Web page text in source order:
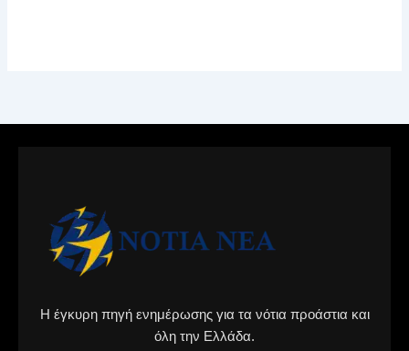
Η έγκυρη πηγή ενημέρωσης για τα νότια προάστια και
όλη την Ελλάδα.